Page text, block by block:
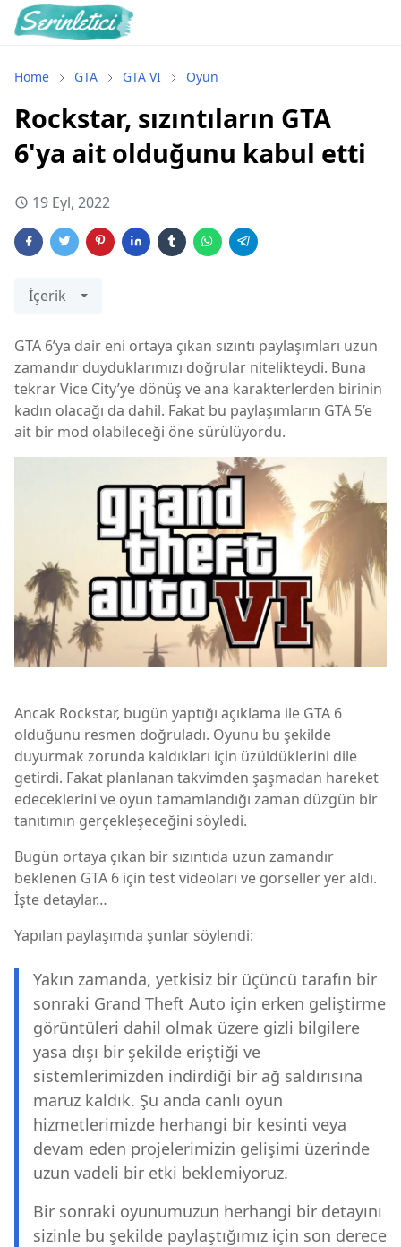
Home GTA GTA VI Oyun
Rockstar, sızıntıların GTA
6'ya ait olduğunu kabul etti
19 Eyl, 2022
İçerik
GTA 6’ya dair eni ortaya çıkan sızıntı paylaşımları uzun
zamandır duyduklarımızı doğrular nitelikteydi. Buna
tekrar Vice City’ye dönüş ve ana karakterlerden birinin
kadın olacağı da dahil. Fakat bu paylaşımların GTA 5’e
ait bir mod olabileceği öne sürülüyordu.
Ancak Rockstar, bugün yaptığı açıklama ile GTA 6
olduğunu resmen doğruladı. Oyunu bu şekilde
duyurmak zorunda kaldıkları için üzüldüklerini dile
getirdi. Fakat planlanan takvimden şaşmadan hareket
edeceklerini ve oyun tamamlandığı zaman düzgün bir
tanıtımın gerçekleşeceğini söyledi.
Bugün ortaya çıkan bir sızıntıda uzun zamandır
beklenen GTA 6 için test videoları ve görseller yer aldı.
İşte detaylar…
Yapılan paylaşımda şunlar söylendi:
Yakın zamanda, yetkisiz bir üçüncü tarafın bir
sonraki Grand Theft Auto için erken geliştirme
görüntüleri dahil olmak üzere gizli bilgilere
yasa dışı bir şekilde eriştiği ve
sistemlerimizden indirdiği bir ağ saldırısına
maruz kaldık. Şu anda canlı oyun
hizmetlerimizde herhangi bir kesinti veya
devam eden projelerimizin gelişimi üzerinde
uzun vadeli bir etki beklemiyoruz.
Bir sonraki oyunumuzun herhangi bir detayını
sizinle bu şekilde paylaştığımız için son derece